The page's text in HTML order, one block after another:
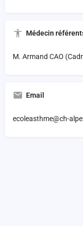
Médecin
M. Armand CAO
Email
ecoleasthme@ch-